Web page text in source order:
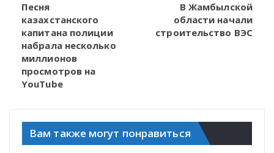
Песня
казахстанского
капитана полиции
набрала несколько
миллионов
просмотров на
YouTube
В Жамбылской
области начали
строительство ВЭС
Вам также могут понравиться